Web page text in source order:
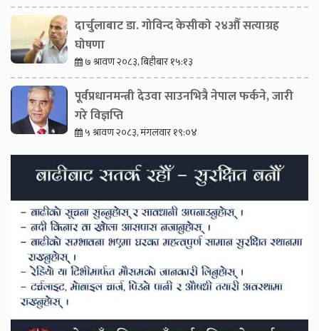
दार्चुलाबाट डा. गोविन्द केसीको २४औँ सत्याग्रह
घोषणा
७ श्रावण २०८३, बिहीबार १५:१३
पूर्वप्रधानमन्त्री देउवा साउनभित्रै नेपाल फर्कने, जारी
गरे विज्ञप्ति
५ श्रावण २०८३, मंगलवार १९:०४